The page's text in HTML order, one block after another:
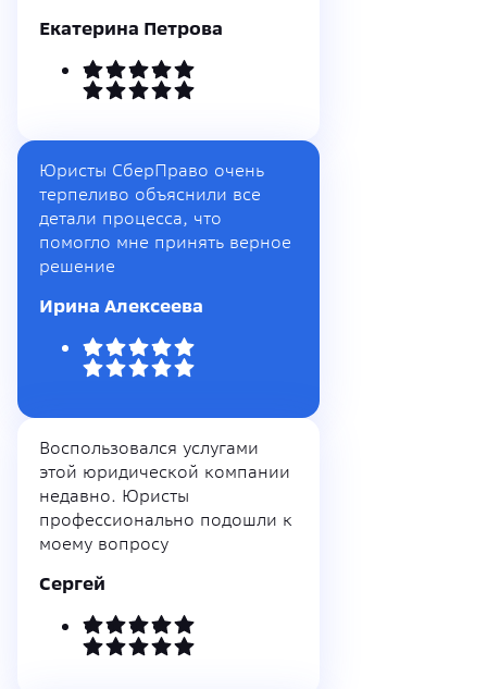
Екатерина Петрова
Юристы СберПраво очень
терпеливо объяснили все
детали процесса, что
помогло мне принять верное
решение
Ирина Алексеева
Воспользовался услугами
этой юридической компании
недавно. Юристы
профессионально подошли к
моему вопросу
Сергей